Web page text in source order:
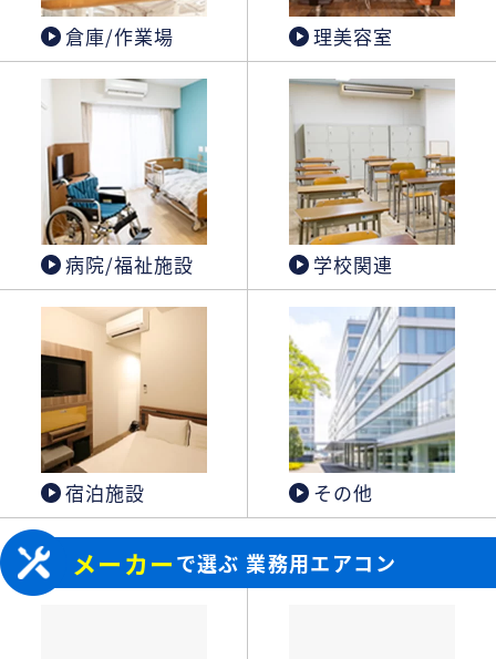
倉庫/作業場 理美容室
病院/福祉施設 学校関連
宿泊施設 その他
メーカーで選ぶ 業務用エアコン